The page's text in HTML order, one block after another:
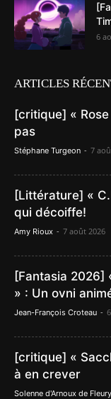
6
ARTICLES
[critique] «
pas
Stéphane Turgeon - 7
[Littérature] «
qui décoiffe!
Amy Rioux - 7 août 2026
[Fantasia 2026]
» : Un ovni
Jean-François Croteau -
[critique] «
à en crever
Solenne d'Arnoux de Fleury